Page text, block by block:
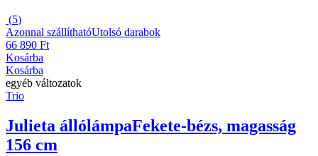
(5)
Azonnal szállíthatóUtolsó darabok
66 890 Ft
Kosárba
Kosárba
egyéb változatok
Trio
Julieta állólámpaFekete-bézs, magasság
156 cm